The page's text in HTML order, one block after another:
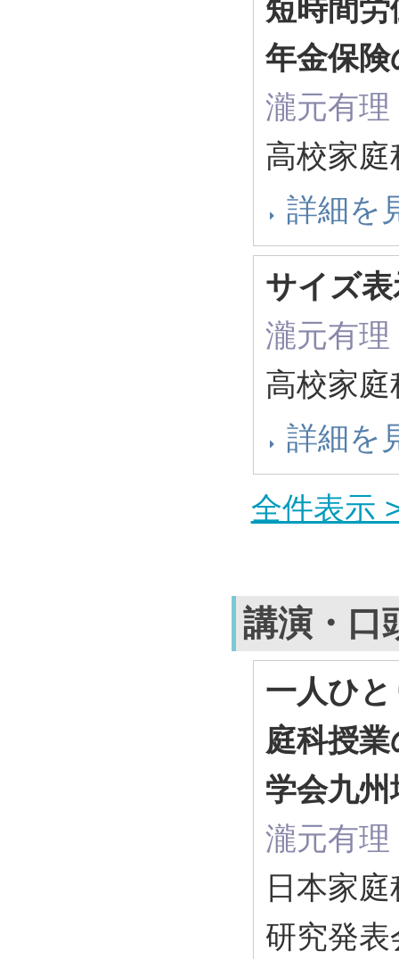
短時間
年金保
瀧元有理
高校家
詳細を
サイズ
瀧元有理
高校家
詳細を
全件表示
講演・口
一人ひ
庭科授
学会九
瀧元有理
日本家
研究発